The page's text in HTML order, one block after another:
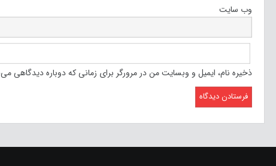
وب‌ سایت
ذخیره نام، ایمیل و وبسایت من در مرورگر برای زمانی که دوباره دیدگاهی